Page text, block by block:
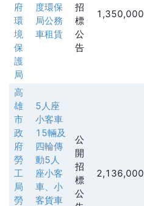
府
環
境
保
護
局
度環保
局公務
車租賃
招
標
公
告
1,350,000
高
雄
市
政
府
勞
工
局
勞
5人座
小客車
15輛及
四輪傳
動5人
座小客
車、小
客貨車
公
開
招
標
公
2,136,000